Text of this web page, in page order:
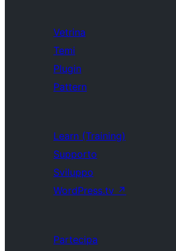
Vetrina
Temi
Plugin
Pattern
Learn (Training)
Supporto
Sviluppo
WordPress.tv ↗
Partecipa